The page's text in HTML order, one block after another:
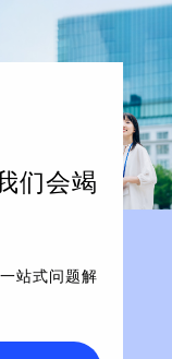
们会竭
站式问题解